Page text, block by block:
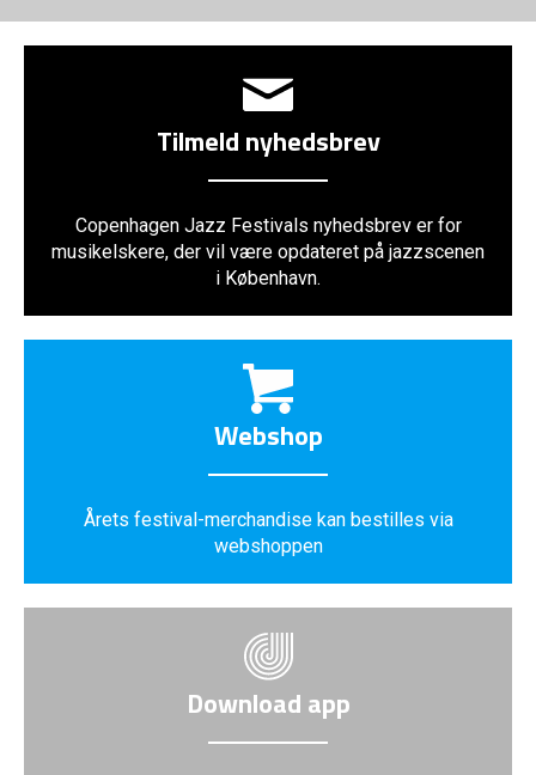
Tilmeld nyhedsbrev
Copenhagen Jazz Festivals nyhedsbrev er for
musikelskere, der vil være opdateret på jazzscenen
i København.
Webshop
Årets festival-merchandise kan bestilles via
webshoppen
Download app